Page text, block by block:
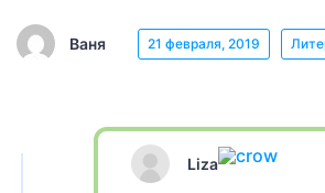
Ваня 21 февраля, 2019
Liza